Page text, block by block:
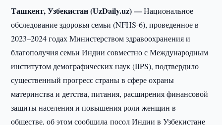
Ташкент, Узбекистан (UzDaily.uz) —Национальное
обследование здоровья семьи (NFHS-6), проведенное в
2023–2024 годах Министерством здравоохранения и
благополучия семьи Индии совместно с Международным
институтом демографических наук (IIPS), подтвердило
существенный прогресс страны в сфере охраны
материнства и детства, питания, расширения финансовой
защиты населения и повышения роли женщин в
обществе, об этом сообщила посол Индии в Узбекистане